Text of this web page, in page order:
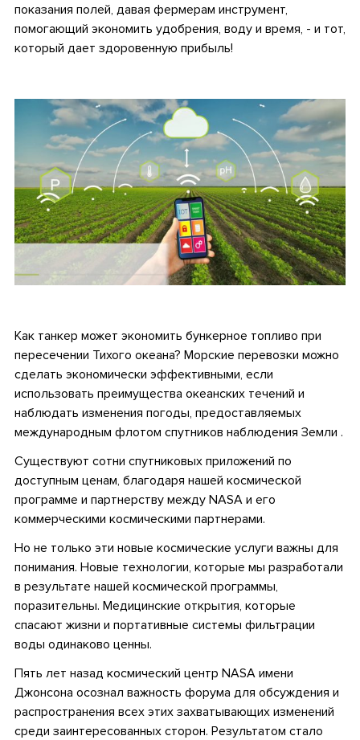
показания полей, давая фермерам инструмент,
помогающий экономить удобрения, воду и время, - и тот,
который дает здоровенную прибыль!
Как танкер может экономить бункерное топливо при
пересечении Тихого океана? Морские перевозки можно
сделать экономически эффективными, если
использовать преимущества океанских течений и
наблюдать изменения погоды, предоставляемых
международным флотом спутников наблюдения Земли .
Существуют сотни спутниковых приложений по
доступным ценам, благодаря нашей космической
программе и партнерству между NASA и его
коммерческими космическими партнерами.
Но не только эти новые космические услуги важны для
понимания. Новые технологии, которые мы разработали
в результате нашей космической программы,
поразительны. Медицинские открытия, которые
спасают жизни и портативные системы фильтрации
воды одинаково ценны.
Пять лет назад космический центр NASA имени
Джонсона осознал важность форума для обсуждения и
распространения всех этих захватывающих изменений
среди заинтересованных сторон. Результатом стало